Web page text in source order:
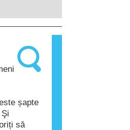
cele
la
pot fi
lucru nu
șapte
să